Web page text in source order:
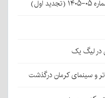
اول)
در لیگ یک
و سینمای کرمان درگذشت